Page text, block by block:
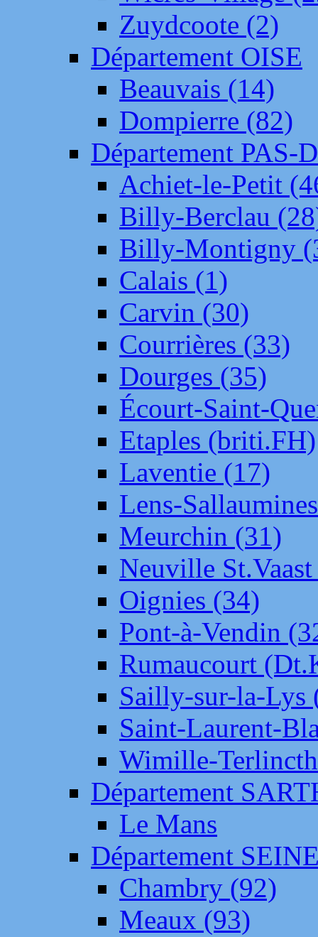
Zuydcoote (2)
Département OISE
Beauvais (14)
Dompierre (82)
Département PAS-
Achiet-le-Petit
Billy-Berclau
Billy-Montigny
Calais (1)
Carvin (30)
Courrières (33)
Dourges (35)
Écourt-Saint-
Etaples (briti.FH)
Laventie (17)
Lens-
Meurchin (31)
Neuville
Oignies (34)
Pont-à-Vendin
Rumaucourt
Sailly-sur-la-Lys
Saint-Laurent-
Wimille-
Département
Le Mans
Département
Chambry (92)
Meaux (93)